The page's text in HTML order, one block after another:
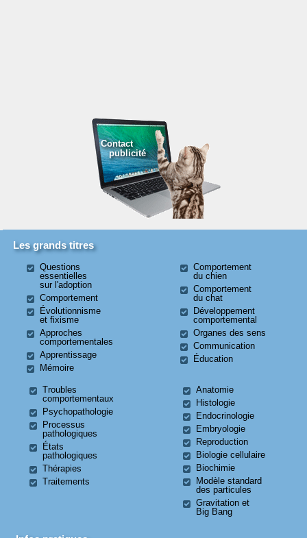
Contact
publicité
Les grands titres
Questions
essentielles
sur l'adoption
Comportement
Évolutionnisme
et fixisme
Approches
comportementales
Apprentissage
Mémoire
Comportement
du chien
Comportement
du chat
Développement
comportemental
Organes des sens
Communication
Éducation
Troubles
comportementaux
Psychopathologie
Processus
pathologiques
États
pathologiques
Thérapies
Traitements
Anatomie
Histologie
Endocrinologie
Embryologie
Reproduction
Biologie cellulaire
Biochimie
Modèle standard
des particules
Gravitation et
Big Bang